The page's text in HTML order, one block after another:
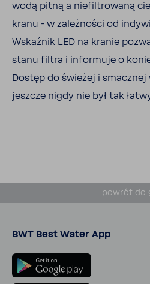
wodą pitną a niefil­tro­waną
kranu - w zależ­ności od
Wskaźnik LED na kranie
stanu filtra i infor­muje o
Dostęp do świeżej i
jeszcze nigdy nie był tak
powrót do
BWT Best Water App